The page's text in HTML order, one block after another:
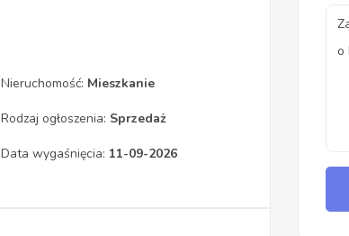
Nieruchomość: Mieszkanie
Rodzaj ogłoszenia: Sprzedaż
Data wygaśnięcia: 11-09-2026